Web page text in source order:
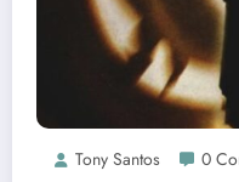
Tony Santos 0